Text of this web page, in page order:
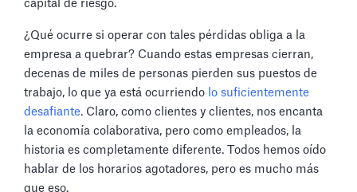
capital de riesgo.
¿Qué ocurre si operar con tales pérdidas obliga a la
empresa a quebrar? Cuando estas empresas cierran,
decenas de miles de personas pierden sus puestos de
trabajo, lo que ya está ocurriendo lo suficientemente
desafiante. Claro, como clientes y clientes, nos encanta
la economía colaborativa, pero como empleados, la
historia es completamente diferente. Todos hemos oído
hablar de los horarios agotadores, pero es mucho más
que eso.